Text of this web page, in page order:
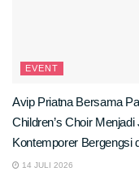
EVENT
Avip Priatna Bersama
Children’s Choir
Kontemporer Bergengsi
14 JULI 2026